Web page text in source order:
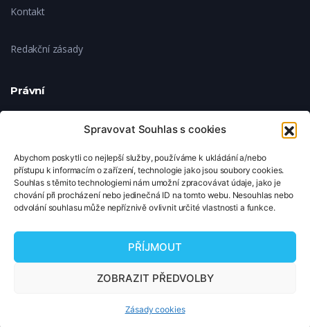
Spravovat Souhlas s cookies
Abychom poskytli co nejlepší služby, používáme k ukládání a/nebo
přístupu k informacím o zařízení, technologie jako jsou soubory cookies.
Souhlas s těmito technologiemi nám umožní zpracovávat údaje, jako je
chování při procházení nebo jedinečná ID na tomto webu. Nesouhlas nebo
odvolání souhlasu může nepříznivě ovlivnit určité vlastnosti a funkce.
PŘÍJMOUT
ZOBRAZIT PŘEDVOLBY
Zásady cookies
Kontakt
Redakční zásady
Právní
Ochrana soukromí
Zásady cookies
Nastavení cookies
© 2026 TipNaFilm.cz. Všechna práva vyhrazena.
Copyright © 2026 TipNaFilm.cz. Všechna práva vyhrazena.